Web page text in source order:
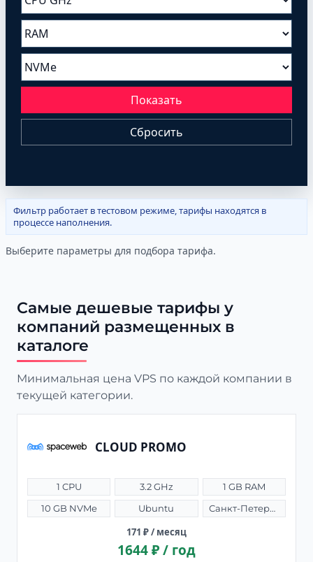
Показать
Сбросить
Фильтр работает в тестовом режиме, тарифы находятся в
процессе наполнения.
Выберите параметры для подбора тарифа.
Самые дешевые тарифы у
компаний размещенных в
каталоге
Минимальная цена VPS по каждой компании в
текущей категории.
CLOUD PROMO
1 CPU 3.2 GHz
1 GB RAM
10 GB NVMe
Ubuntu Санкт-Петербург (Россия)
171 ₽ / месяц
1644 ₽ / год